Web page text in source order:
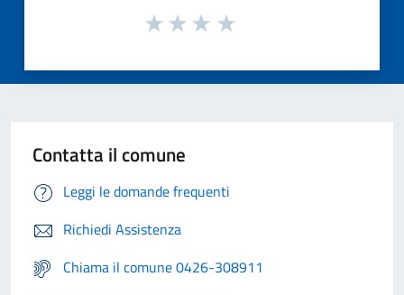
Contatta il comune
Leggi le domande frequenti
Richiedi Assistenza
Chiama il comune 0426-308911